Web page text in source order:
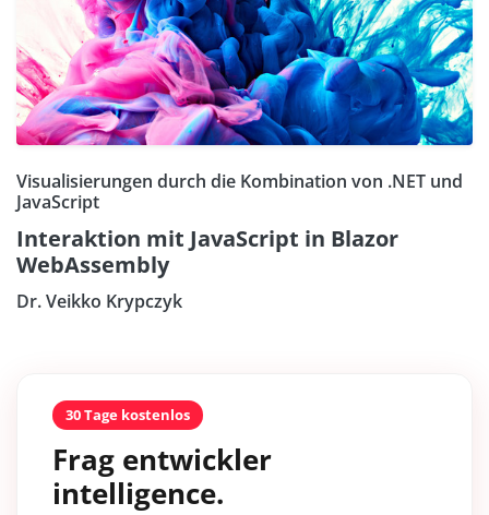
Visualisierungen durch die Kombination von .NET und
JavaScript
Interaktion mit JavaScript in Blazor
WebAssembly
Dr. Veikko Krypczyk
30 Tage kostenlos
Frag entwickler
intelligence.